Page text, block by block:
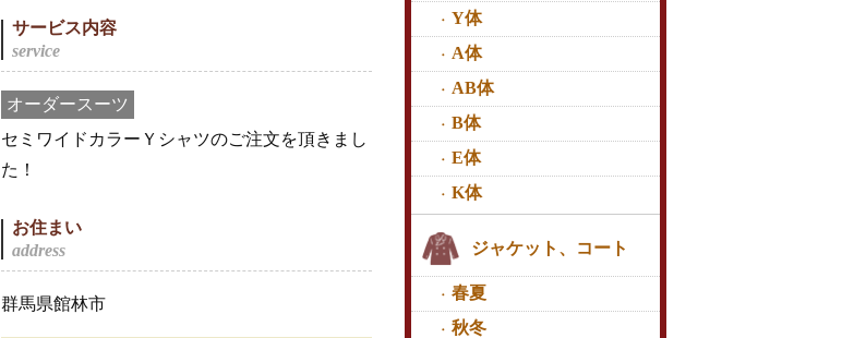
サービス内容
オーダースーツ
セミワイドカラーＹシャツのご注文を頂きまし
た！
お住まい
群馬県館林市
Y体
A体
AB体
B体
E体
K体
ジャケット、コート
春夏
秋冬